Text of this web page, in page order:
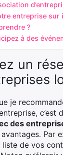
entreprise sur
?
à des
un
je
c’est
des
Par
de vos